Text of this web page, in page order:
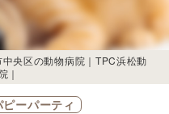
央区の動物病院｜TPC浜松動
｜
ピーパーティ